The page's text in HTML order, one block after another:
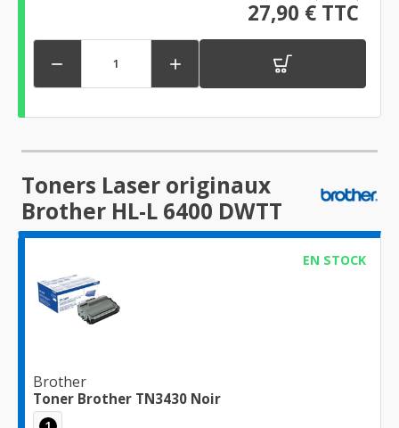
27,90 € TTC
 
Toners Laser originaux
Brother HL-L 6400 DWTT
EN STOCK
Brother
Toner Brother TN3430 Noir